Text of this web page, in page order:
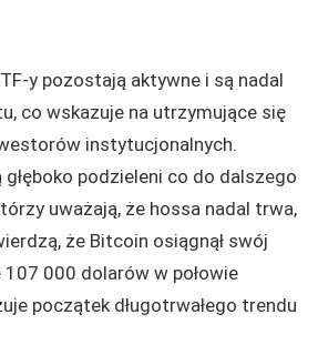
y pozostają aktywne i są nadal
co wskazuje na utrzymujące się
instytucjonalnych.
podzieleni co do dalszego
uważają, że hossa nadal trwa,
że Bitcoin osiągnął swój
000 dolarów w połowie
początek długotrwałego trendu